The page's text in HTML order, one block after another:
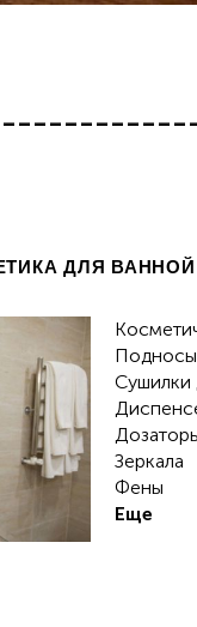
ДЛЯ
Подносы
Сушилки
Зеркала
Фены
Еще